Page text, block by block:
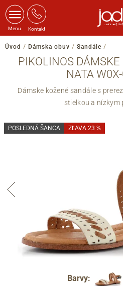
Menu Kontakt
Úvod / Dámska obuv / Sandále /
PIKOLINOS
NATA
Dámske kožené sandále s
stielkou a nízkym
POSLEDNÁ ŠANCA ZĽAVA 23 %
Barvy: